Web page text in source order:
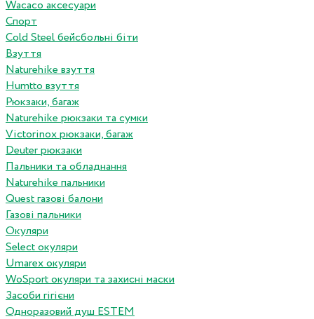
Wacaco аксесуари
Спорт
Cold Steel бейсбольні біти
Взуття
Naturehike взуття
Humtto взуття
Рюкзаки, багаж
Naturehike рюкзаки та сумки
Victorinox рюкзаки, багаж
Deuter рюкзаки
Пальники та обладнання
Naturehike пальники
Quest газові балони
Газові пальники
Окуляри
Select окуляри
Umarex окуляри
WoSport окуляри та захисні маски
Засоби гігієни
Одноразовий душ ESTEM